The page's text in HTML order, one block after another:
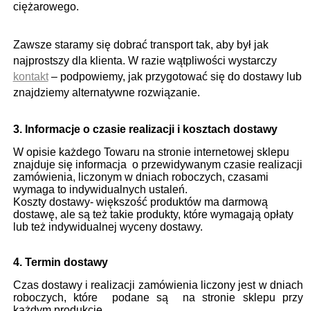
ciężarowego.
Zawsze staramy się dobrać transport tak, aby był jak
najprostszy dla klienta. W razie wątpliwości wystarczy
kontakt– podpowiemy, jak przygotować się do dostawy lub
znajdziemy alternatywne rozwiązanie.
3. Informacje o czasie realizacji i kosztach dostawy
W opisie każdego Towaru na stronie internetowej sklepu
znajduje się informacja o przewidywanym czasie realizacji
zamówienia, liczonym w dniach roboczych, czasami
wymaga to indywidualnych ustaleń.
Koszty dostawy- większość produktów ma darmową
dostawę, ale są też takie produkty, które wymagają opłaty
lub też indywidualnej wyceny dostawy.
4. Termin dostawy
Czas dostawy i realizacji zamówienia liczony jest w dniach
roboczych, które podane są na stronie sklepu przy